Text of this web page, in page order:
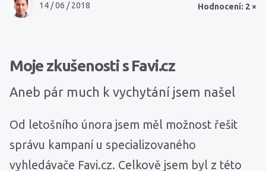
14 / 06 / 2018 Hodnocení: 2 ×
Moje zkušenosti s Favi.cz
Aneb pár much k vychytání jsem našel
Od letošního února jsem měl možnost řešit
správu kampaní u specializovaného
vyhledávače Favi.cz. Celkově jsem byl z této